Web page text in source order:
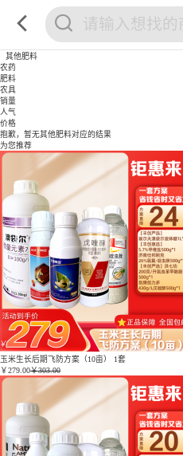
其他肥料
农药
肥料
农具
销量
人气
价格
抱歉，暂无其他肥料对应的结果
为您推荐
玉米生长后期飞防方案（10亩） 1套
￥279.00￥303.00